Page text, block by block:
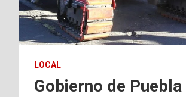
LOCAL
Gobierno de